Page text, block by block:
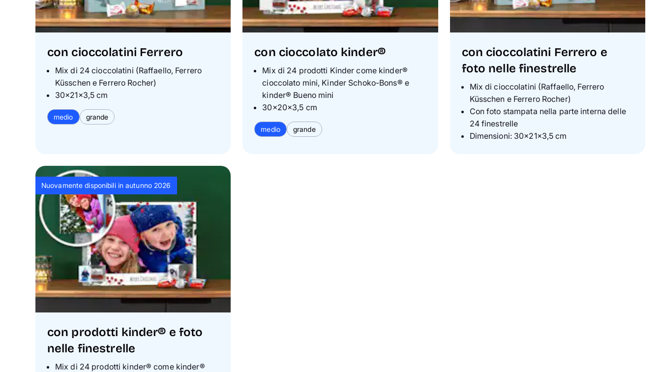
con cioccolatini Ferrero
Mix di 24 cioccolatini (Raffaello, Ferrero
Küsschen e Ferrero Rocher)
30×21×3,5 cm
medio grande
con cioccolato kinder®
Mix di 24 prodotti Kinder come kinder®
cioccolato mini, Kinder Schoko-Bons® e
kinder® Bueno mini
30×20×3,5 cm
medio grande
con cioccolatini Ferrero e
foto nelle finestrelle
Mix di cioccolatini (Raffaello, Ferrero
Küsschen e Ferrero Rocher)
Con foto stampata nella parte interna delle
24 finestrelle
Dimensioni: 30×21×3,5 cm
Nuovamente disponibili in autunno 2026
con prodotti kinder® e foto
nelle finestrelle
Mix di 24 prodotti kinder® come kinder®